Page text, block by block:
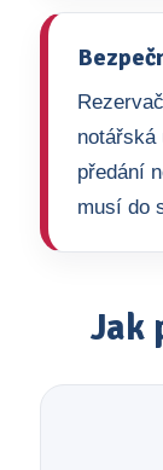
notářská
předání
musí do
Jak